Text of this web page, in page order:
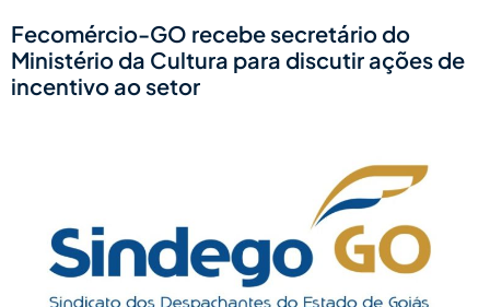
Fecomércio-GO recebe secretário do
Ministério da Cultura para discutir ações de
incentivo ao setor